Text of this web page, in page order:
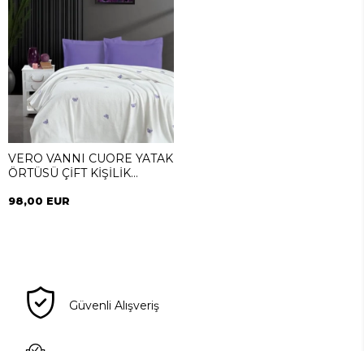
VERO VANNI CUORE YATAK
ÖRTÜSÜ ÇİFT KİŞİLİK
98,00 EUR
Güvenli Alışveriş